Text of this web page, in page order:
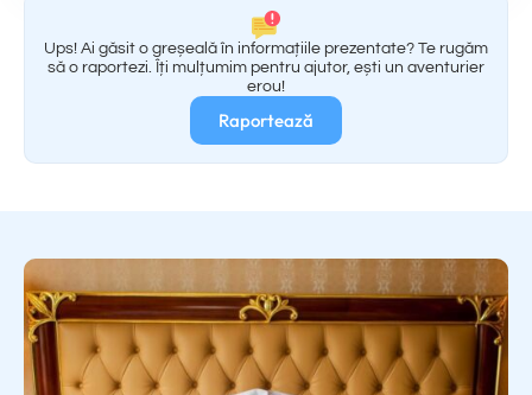
Ups! Ai găsit o greșeală în informațiile prezentate? Te rugăm
să o raportezi. Îți mulțumim pentru ajutor, ești un aventurier
erou!
Raportează